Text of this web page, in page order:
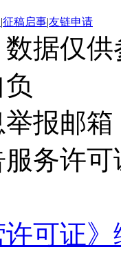
|征稿启事|友链申请
据仅
报邮箱
许可
许可证